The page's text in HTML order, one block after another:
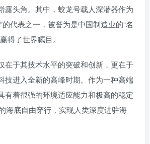
露头角。其中，蛟龙号载人深潜器作为
的代表之一，被誉为是中国制造业的“名
得了世界瞩目。
在于其技术水平的突破和创新，更在于
技进入全新的高峰时期。作为一种高端
有着很强的环境适应能力和极高的稳定
海底自由穿行，实现人类深度进驻海